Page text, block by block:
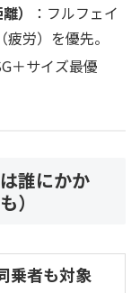
）
：フルフェイ
労）を優先。
＋サイズ最優
誰にかか
）
乗者も対象